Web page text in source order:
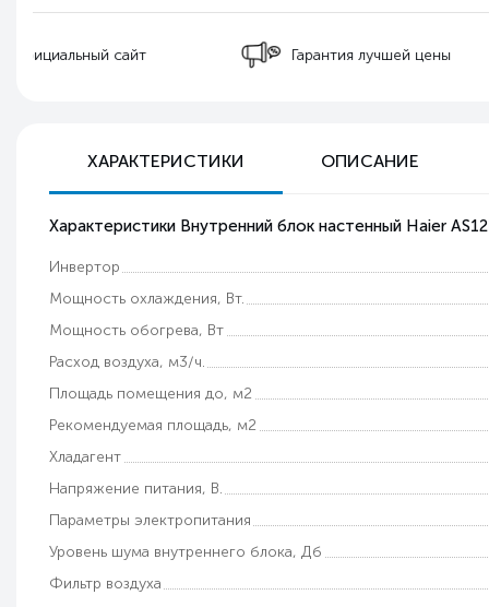
Гарантия лучшей цены
Бесплатная
РФ
ХАРАКТЕРИСТИКИ ОПИСАНИЕ
Характеристики Внутренний блок настенный Haier
Инвертор
Мощность охлаждения, Вт.
Мощность обогрева, Вт
Расход воздуха, м3/ч.
Площадь помещения до, м2
Рекомендуемая площадь, м2
Хладагент
Напряжение питания, В.
Параметры электропитания
Уровень шума внутреннего блока, Дб
Фильтр воздуха